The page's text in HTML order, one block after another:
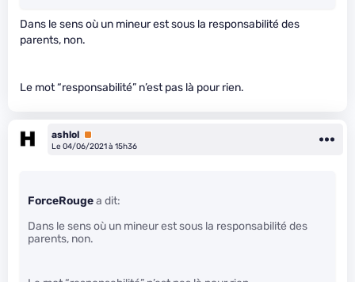
Dans le sens où un mineur est sous la responsabilité des
parents, non.
Le mot “responsabilité” n’est pas là pour rien.
ashlol Premium
Le 04/06/2021 à 15h36
ForceRougea dit:
Dans le sens où un mineur est sous la responsabilité des
parents, non.